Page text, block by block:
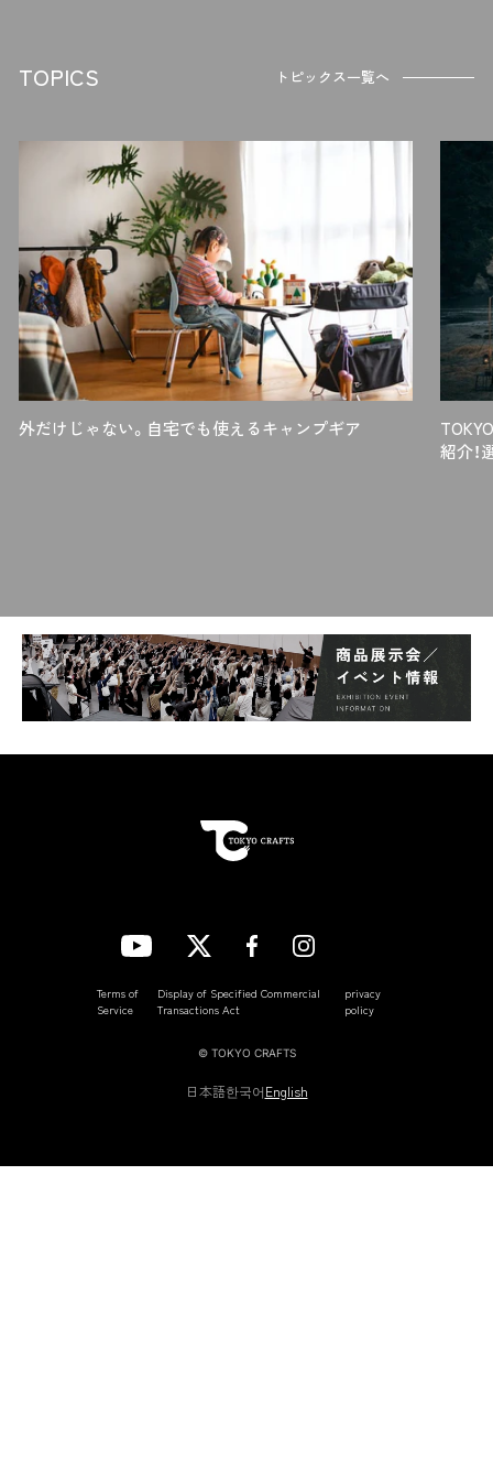
TOPICS トピックス一覧へ
外だけじゃない。自宅でも使えるキャンプギア
紹介！
Terms of
Service
Display of Specified Commercial
Transactions Act
privacy
policy
© TOKYO CRAFTS
日本語한국어English